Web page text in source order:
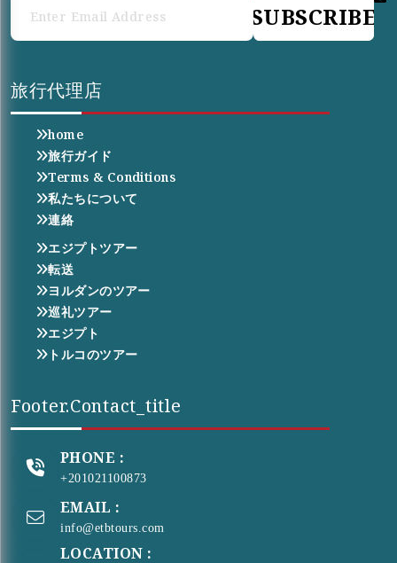
SUBSCRIBE
旅行代理店
home
旅行ガイド
Terms & Conditions
私たちについて
連絡
エジプトツアー
転送
ヨルダンのツアー
巡礼ツアー
エジプト
トルコのツアー
Footer.contact_title
PHONE :
+201021100873
EMAIL :
info@etbtours.com
LOCATION :